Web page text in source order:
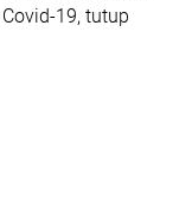
19, tutup